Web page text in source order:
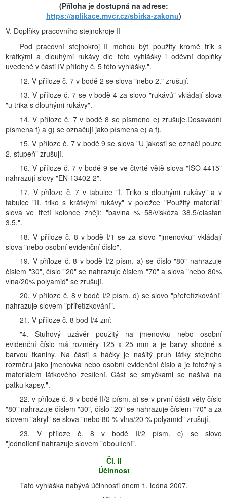
(Příloha je dostupná na adrese:
https://aplikace.mvcr.cz/sbirka-zakonu)
V. Doplňky pracovního stejnokroje II
Pod pracovní stejnokroj II mohou být použity kromě trik s
krátkými a dlouhými rukávy dle této vyhlášky i oděvní doplňky
uvedené v části IV přílohy č. 5 této vyhlášky.".
12. V příloze č. 7 v bodě 2 se slova "nebo 2." zrušují.
13. V příloze č. 7 se v bodě 4 za slovo "rukávů" vkládají slova
"u trika s dlouhými rukávy".
14. V příloze č. 7 v bodě 8 se písmeno e) zrušuje.Dosavadní
písmena f) a g) se označují jako písmena e) a f).
15. V příloze č. 7 v bodě 9 se slova "U jakosti se označí pouze
2. stupeň" zrušují.
16. V příloze č. 7 v bodě 9 se ve čtvrté větě slova "ISO 4415"
nahrazují slovy "EN 13402-2".
17. V příloze č. 7 v tabulce "I. Triko s dlouhými rukávy" a v
tabulce "II. triko s krátkými rukávy" v položce "Použitý materiál"
slova ve třetí kolonce znějí: "bavlna % 58/viskóza 38,5/elastan
3,5.".
18. V příloze č. 8 v bodě I/1 se za slovo "jmenovku" vkládají
slova "nebo osobní evidenční číslo".
19. V příloze č. 8 v bodě I/2 písm. a) se číslo "80" nahrazuje
číslem "30", číslo "20" se nahrazuje číslem "70" a slova "nebo 80%
vlna/20% polyamid" se zrušují.
20. V příloze č. 8 v bodě I/2 písm. d) se slovo "přeřetízkování"
nahrazuje slovem "přiřetízkování".
21. V příloze č. 8 bod I/4 zní:
"4. Stuhový uzávěr použitý na jmenovku nebo osobní
evidenční číslo má rozměry 125 x 25 mm a je barvy shodné s
barvou tkaniny. Na části s háčky je našitý pruh látky stejného
rozměru jako jmenovka nebo osobní evidenční číslo a je totožný s
materiálem látkového zesílení. Část se smyčkami se našívá na
patku kapsy.".
22. v příloze č. 8 v bodě II/2 písm. a) se v první části věty číslo
"80" nahrazuje číslem "30", číslo "20" se nahrazuje číslem "70" a za
slovem "akryl" se slova "nebo 80 % vlna/20 % polyamid" zrušují.
23. V příloze č. 8 v bodě II/2 písm. c) se slovo
"jednolícní"nahrazuje slovem "oboulícní".
Čl. II
Účinnost
Tato vyhláška nabývá účinnosti dnem 1. ledna 2007.